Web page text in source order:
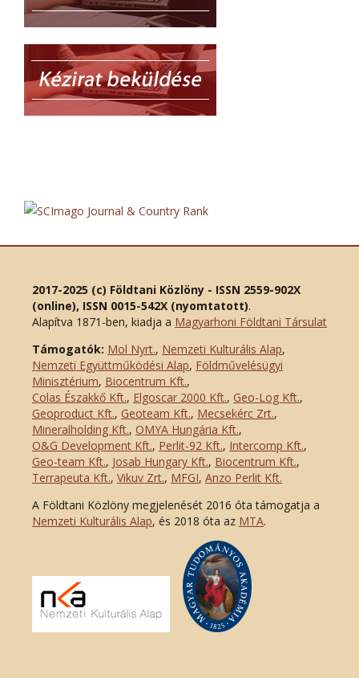
2017-2025 (c) Földtani Közlöny - ISSN 2559-902X
(online), ISSN 0015-542X (nyomtatott).
Alapítva 1871-ben, kiadja a Magyarhoni Földtani Társulat
Támogatók: Mol Nyrt., Nemzeti Kulturális Alap,
Nemzeti Együttműködési Alap, Földművelésügyi
Minisztérium, Biocentrum Kft.,
Colas Északkő Kft., Elgoscar 2000 Kft., Geo-Log Kft.,
Geoproduct Kft., Geoteam Kft., Mecsekérc Zrt.,
Mineralholding Kft., OMYA Hungária Kft.,
O&G Development Kft., Perlit-92 Kft., Intercomp Kft.,
Geo-team Kft., Josab Hungary Kft., Biocentrum Kft.,
Terrapeuta Kft., Vikuv Zrt., MFGI, Anzo Perlit Kft.
A Földtani Közlöny megjelenését 2016 óta támogatja a
Nemzeti Kulturális Alap, és 2018 óta az MTA.